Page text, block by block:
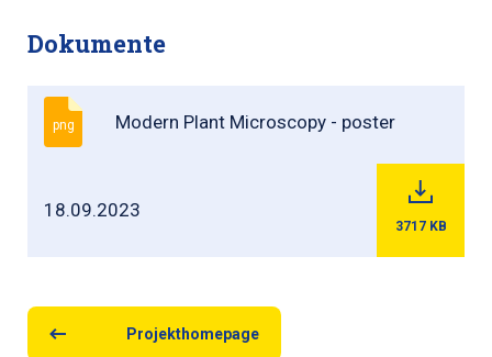
Dokumente
png Modern Plant Microscopy - poster
18.09.2023
3717 KB
Projekthomepage